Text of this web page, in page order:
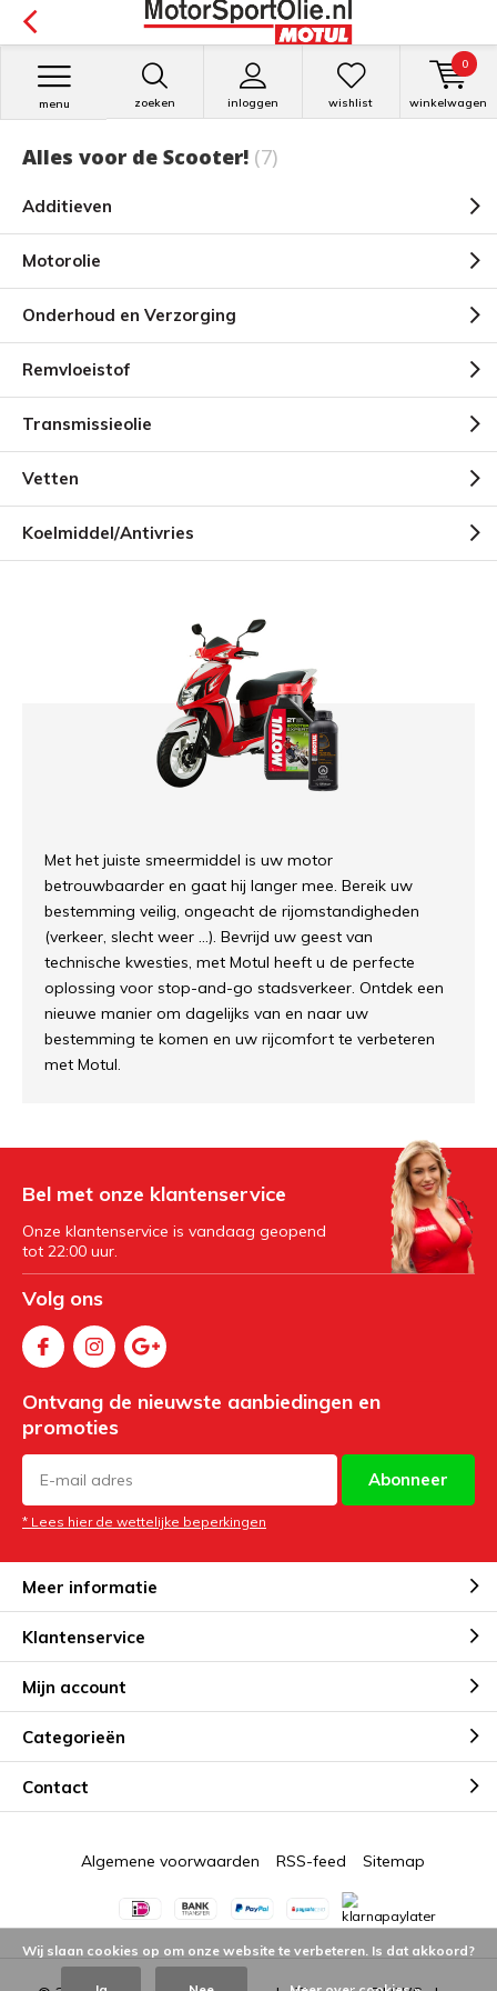
zoeken inloggen
menu wishlist winkelwagen
0
Alles voor de Scooter! (7)
Additieven
Motorolie
Onderhoud en Verzorging
Remvloeistof
Transmissieolie
Vetten
Koelmiddel/Antivries
Met het juiste smeermiddel is uw motor
betrouwbaarder en gaat hij langer mee. Bereik uw
bestemming veilig, ongeacht de rijomstandigheden
(verkeer, slecht weer ...). Bevrijd uw geest van
technische kwesties, met Motul heeft u de perfecte
oplossing voor stop-and-go stadsverkeer. Ontdek een
nieuwe manier om dagelijks van en naar uw
bestemming te komen en uw rijcomfort te verbeteren
met Motul.
Bel met onze klantenservice
Onze klantenservice is vandaag geopend
tot 22:00 uur.
Volg ons
Ontvang de nieuwste aanbiedingen en
promoties
Abonneer
* Lees hier de wettelijke beperkingen
Meer informatie
Klantenservice
Mijn account
Categorieën
Contact
Algemene voorwaarden RSS-feed Sitemap
Wij slaan cookies op om onze website te verbeteren. Is dat akkoord?